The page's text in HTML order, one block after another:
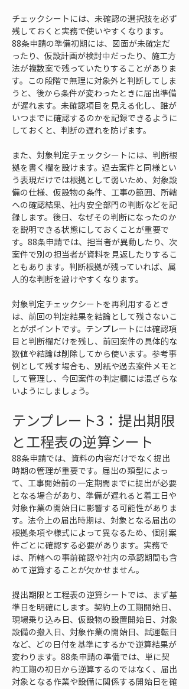
チェックシートには、未確認の選択肢を必ず
残しておくと実務で使いやすくなります。
88条申請の準備初期には、図面が未確定だ
ったり、仮設計画が検討中だったり、施工方
法が複数案で残っていたりすることがありま
す。この段階で無理に対象外と判断してしま
うと、後から条件が変わったときに届出準備
が遅れます。未確認項目を見える化し、誰が
いつまでに確認するのかを記録できるように
しておくと、判断の遅れを防げます。
また、対象判定チェックシートには、判断根
拠を書く欄を設けます。過去案件と同様とい
う表現だけでは根拠として弱いため、対象設
備の仕様、仮設物の条件、工事の範囲、所轄
への確認結果、社内安全部門の判断などを記
録します。後日、なぜその判断になったのか
を説明できる状態にしておくことが重要で
す。88条申請では、担当者が異動したり、次
案件で別の担当者が資料を見返したりするこ
ともあります。判断根拠が残っていれば、属
人的な判断を避けやすくなります。
対象判定チェックシートを再利用するとき
は、前回の判定結果を結論として残さないこ
とがポイントです。テンプレートには確認項
目と判断欄だけを残し、前回案件の具体的な
数値や結論は削除してから使います。参考事
例として残す場合も、別紙や過去案件メモと
して管理し、今回案件の判定欄には混ざらな
いようにしましょう。
テンプレート3：提出期限
と工程表の逆算シート
88条申請では、資料の内容だけでなく提出
時期の管理が重要です。届出の類型によっ
て、工事開始前の一定期間までに提出が必要
となる場合があり、準備が遅れると着工日や
対象作業の開始日に影響する可能性がありま
す。法令上の届出時期は、対象となる届出の
根拠条項や様式によって異なるため、個別案
件ごとに確認する必要があります。実務で
は、所轄への事前確認や社内の承認期間も含
めて逆算することが欠かせません。
提出期限と工程表の逆算シートでは、まず基
準日を明確にします。契約上の工期開始日、
現場乗り込み日、仮設物の設置開始日、対象
設備の搬入日、対象作業の開始日、試運転日
など、どの日付を基準にするかで逆算結果が
変わります。88条申請の準備では、単に契
約工期の初日から逆算するのではなく、届出
対象となる作業や設備に関係する開始日を確